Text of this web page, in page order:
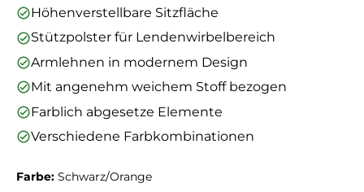
Höhenverstellbare Sitzfläche
Stützpolster für Lendenwirbelbereich
Armlehnen in modernem Design
Mit angenehm weichem Stoff bezogen
Farblich abgesetze Elemente
Verschiedene Farbkombinationen
Farbe: Schwarz/Orange